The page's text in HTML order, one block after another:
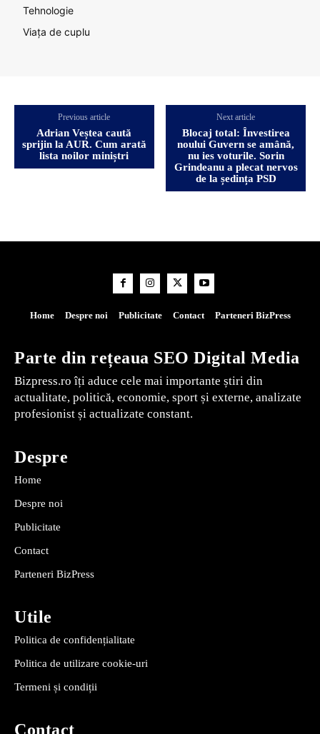
Tehnologie
Viața de cuplu
Previous article
Adrian Veștea caută
sprijin la AUR. Cum arată
lista noilor miniștri
Next article
Blocaj total: Învestirea
noului Guvern se amână,
nu ies voturile. Sorin
Grindeanu a plecat nervos
de la ședința PSD
Home Despre noi Publicitate Contact Parteneri BizPress
Parte din rețeaua SEO Digital Media
Bizpress.ro îți aduce cele mai importante știri din
actualitate, politică, economie, sport și externe, analizate
profesionist și actualizate constant.
Despre
Home
Despre noi
Publicitate
Contact
Parteneri BizPress
Utile
Politica de confidențialitate
Politica de utilizare cookie-uri
Termeni și condiții
Contact